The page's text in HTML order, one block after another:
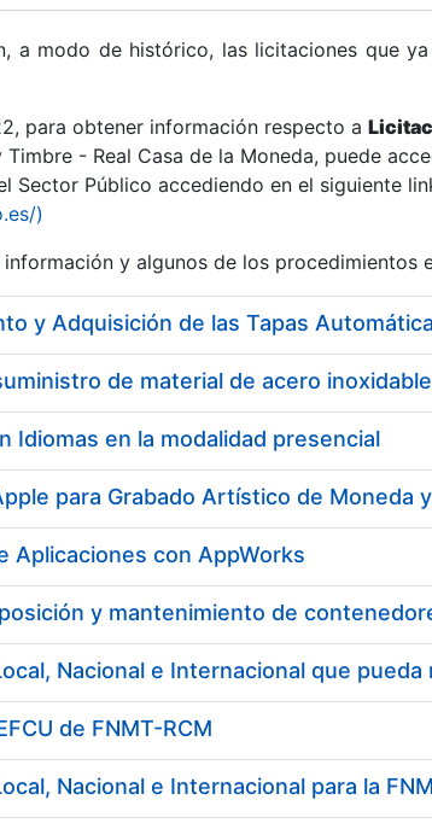
a modo de histórico, las licitaciones que
para obtener información respecto a
- Real Casa de la Moneda, puede
Sector Público accediendo en el siguiente
)
y algunos de los procedimientos
de material de acero inoxidable
Idiomas en la modalidad presencial
para Grabado Artístico de Moneda
Aplicaciones con AppWorks
de FNMT-RCM
Nacional e Internacional para la